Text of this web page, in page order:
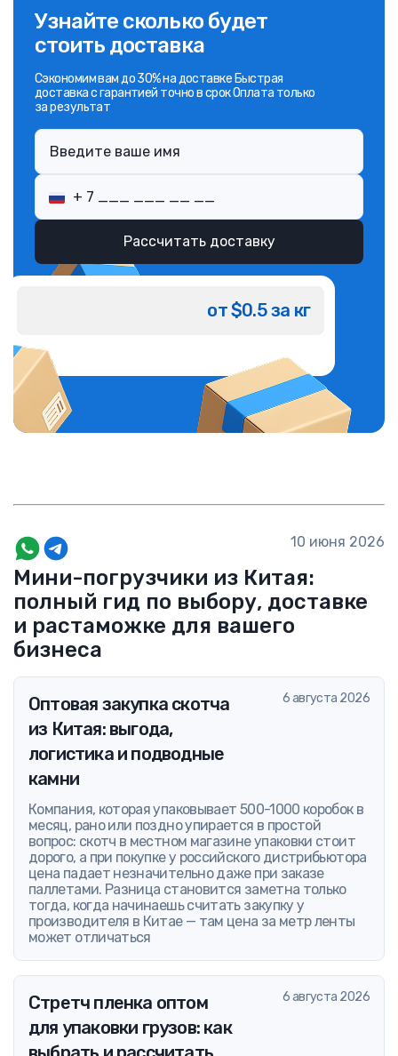
Мини-погрузчики из Китая:
полный гид по выбору, доставке
и растаможке для вашего
бизнеса
Узнайте сколько будет
стоить доставка
Сэкономим вам до 30% на доставке Быстрая
доставка с гарантией точно в срок Оплата только
за результат
Рассчитать доставку
от $0.5 за кг
10 июня 2026
Оптовая закупка скотча
из Китая: выгода,
логистика и подводные
камни
6 августа 2026
Компания, которая упаковывает 500-1000 коробок в
месяц, рано или поздно упирается в простой
вопрос: скотч в местном магазине упаковки стоит
дорого, а при покупке у российского дистрибьютора
цена падает незначительно даже при заказе
паллетами. Разница становится заметна только
тогда, когда начинаешь считать закупку у
производителя в Китае — там цена за метр ленты
может отличаться
Стретч пленка оптом
для упаковки грузов: как
6 августа 2026